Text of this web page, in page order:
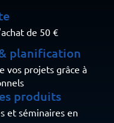
important de proposer
Avec
SmartCell de Carrier
en matière de détection
incendie sans filet les
de 50 €
planification
vos projets grâce à
produits
et séminaires en